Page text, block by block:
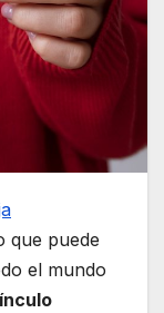
que puede
el mundo